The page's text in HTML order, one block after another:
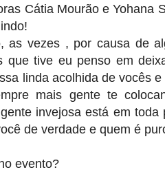
Cátia Mourão e Yohana
as vezes , por causa de
que tive eu penso em
linda acolhida de vocês
mais gente te
invejosa está em toda
de verdade e quem é
evento?